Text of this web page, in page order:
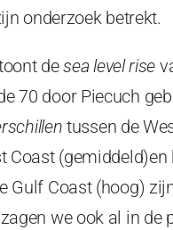
onderzoek betrekt.
desea level rise
70 door Piecuch
tussen de
Coast (gemiddeld)en
Gulf Coast (hoog)
we ook al in de